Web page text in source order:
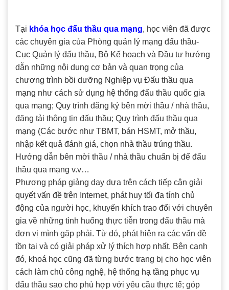
Tại khóa học đấu thầu qua mạng, học viên đã được
các chuyên gia của Phòng quản lý mạng đấu thầu-
Cục Quản lý đấu thầu, Bộ Kế hoạch và Đầu tư hướng
dẫn những nội dung cơ bản và quan trọng của
chương trình bồi dưỡng Nghiệp vụ Đấu thầu qua
mạng như cách sử dụng hệ thống đấu thầu quốc gia
qua mạng; Quy trình đăng ký bên mời thầu / nhà thầu,
đăng tải thông tin đấu thầu; Quy trình đấu thầu qua
mạng (Các bước như TBMT, bán HSMT, mở thầu,
nhập kết quả đánh giá, chọn nhà thầu trúng thầu.
Hướng dẫn bên mời thầu / nhà thầu chuẩn bị để đấu
thầu qua mạng v.v…
Phương pháp giảng dạy dựa trên cách tiếp cận giải
quyết vấn đề trên Internet, phát huy tối đa tính chủ
động của người học, khuyến khích trao đổi với chuyên
gia về những tình huống thực tiễn trong đấu thầu mà
đơn vị mình gặp phải. Từ đó, phát hiện ra các vấn đề
tồn tại và có giải pháp xử lý thích hợp nhất. Bên cạnh
đó, khoá học cũng đã từng bước trang bị cho học viên
cách làm chủ công nghệ, hệ thống hạ tầng phục vụ
đấu thầu sao cho phù hợp với yêu cầu thực tế; góp